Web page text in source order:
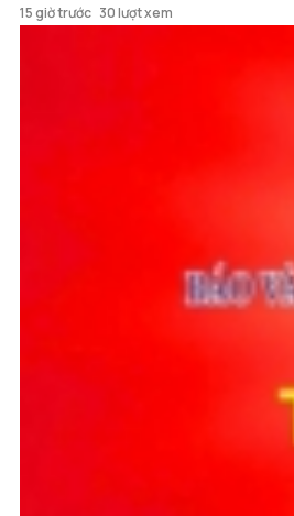
15 giờ trước 30 lượt xem